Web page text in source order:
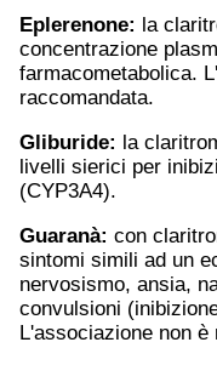
Eplerenone: la
concentrazione
farmacometabolica.
raccomandata.
Gliburide: la
livelli sierici per
(CYP3A4).
Guaranà: con
sintomi simili ad un
nervosismo, ansia,
convulsioni
L'associazione non è